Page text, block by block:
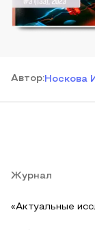
Автор:Носкова
Журнал
«Актуальные